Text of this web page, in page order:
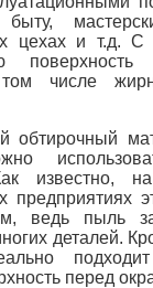
цехах и т.д.
том числе
обтирочный
известно,
предприятиях
ведь пыль
деталей.
перед